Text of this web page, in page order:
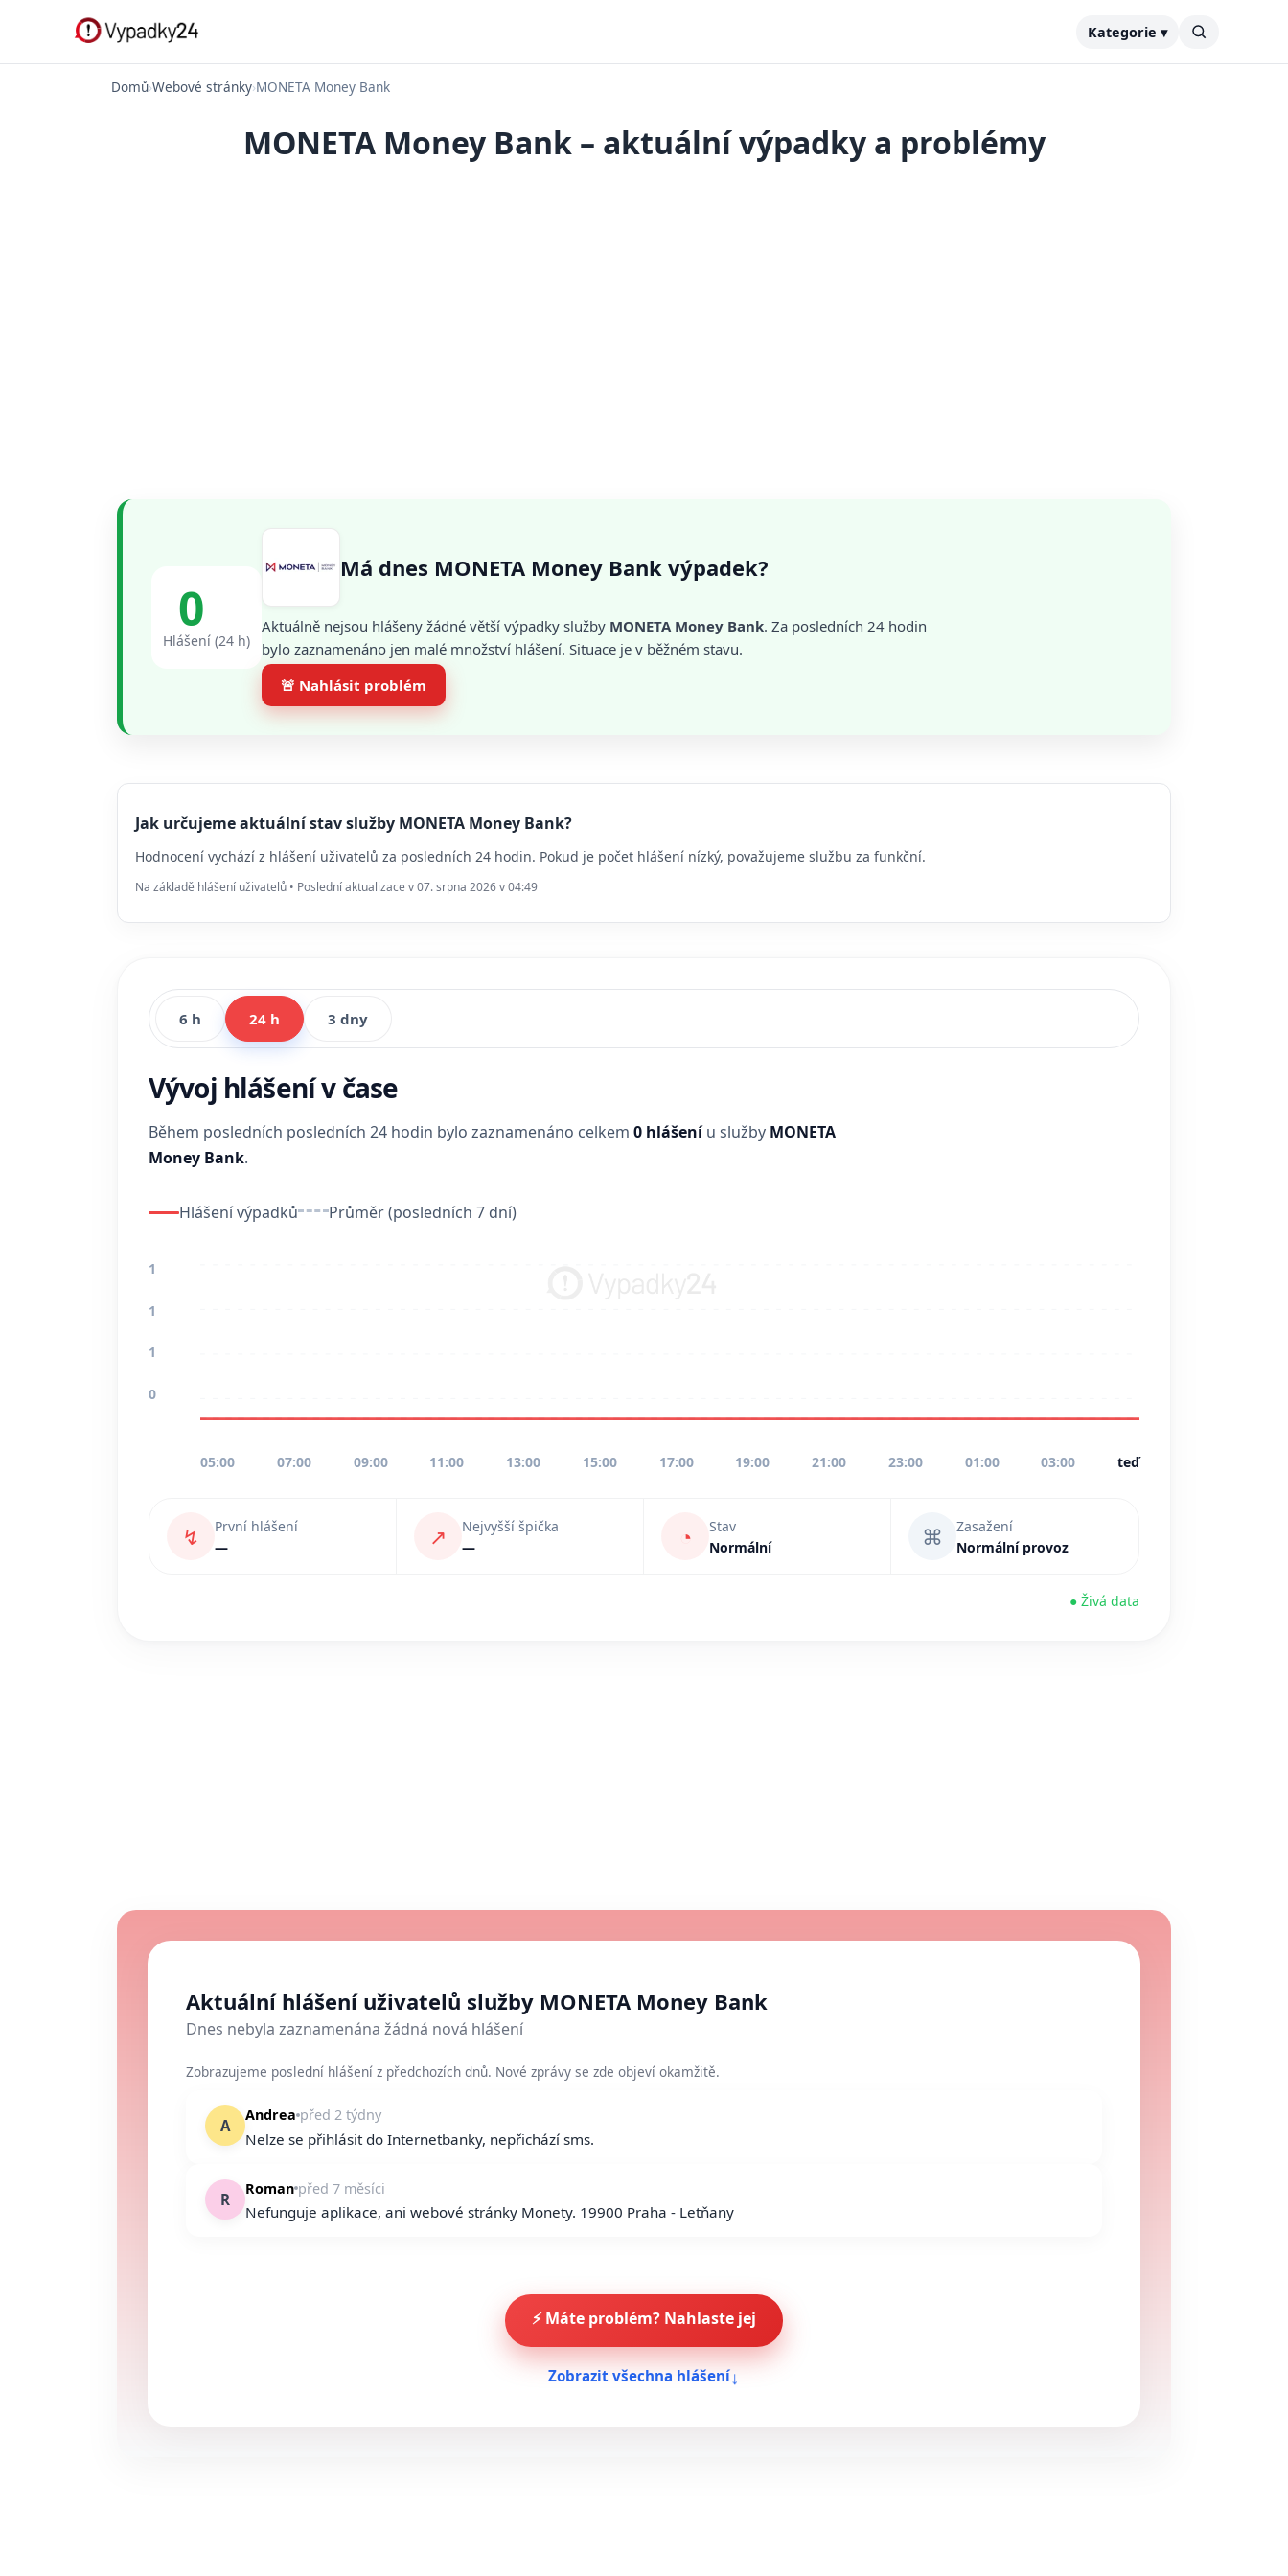
Kategorie ▾
Domů›Webové stránky›MONETA Money Bank
MONETA Money Bank – aktuální výpadky a problémy
0
Hlášení (24 h)
Má dnes MONETA Money Bank výpadek?
Aktuálně nejsou hlášeny žádné větší výpadky služby MONETA Money Bank. Za posledních 24 hodin
bylo zaznamenáno jen malé množství hlášení. Situace je v běžném stavu.
🚨 Nahlásit problém
Jak určujeme aktuální stav služby MONETA Money Bank?
Hodnocení vychází z hlášení uživatelů za posledních 24 hodin. Pokud je počet hlášení nízký, považujeme službu za funkční.
Na základě hlášení uživatelů • Poslední aktualizace v 07. srpna 2026 v 04:49
6 h 24 h 3 dny
Vývoj hlášení v čase
Během posledních posledních 24 hodin bylo zaznamenáno celkem 0 hlášeníu služby MONETA
Money Bank.
Hlášení výpadků Průměr (posledních 7 dní)
1
1
1
0
05:00 07:00 09:00 11:00 13:00 15:00 17:00 19:00 21:00 23:00 01:00 03:00 teď
↯
První hlášení
—
↗
Nejvyšší špička
—
◔
Stav
Normální
⌘
Zasažení
Normální provoz
● Živá data
Aktuální hlášení uživatelů služby MONETA Money Bank
Dnes nebyla zaznamenána žádná nová hlášení
Zobrazujeme poslední hlášení z předchozích dnů. Nové zprávy se zde objeví okamžitě.
A
Andrea před 2 týdny
Nelze se přihlásit do Internetbanky, nepřichází sms.
R
Roman před 7 měsíci
Nefunguje aplikace, ani webové stránky Monety. 19900 Praha - Letňany
⚡ Máte problém? Nahlaste jej
Zobrazit všechna hlášení↓